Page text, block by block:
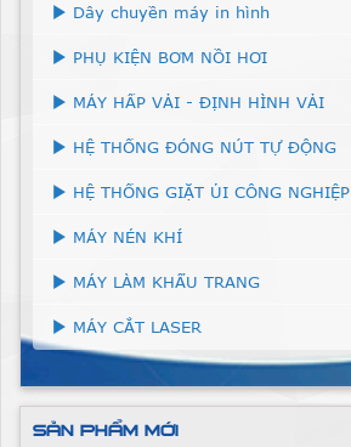
Dây chuyền máy in hình
PHỤ KIỆN BƠM NỒI HƠI
MÁY HẤP VẢI - ĐỊNH HÌNH VẢI
HỆ THỐNG ĐÓNG NÚT TỰ ĐỘNG
HỆ THỐNG GIẶT ỦI CÔNG NGHIỆP
MÁY NÉN KHÍ
MÁY LÀM KHẨU TRANG
MÁY CẮT LASER
SẢN PHẨM MỚI